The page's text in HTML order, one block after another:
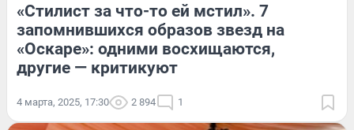
«Стилист за что-то ей мстил». 7
запомнившихся образов звезд на
«Оскаре»: одними восхищаются,
другие — критикуют
4 марта, 2025, 17:30 2 894 1